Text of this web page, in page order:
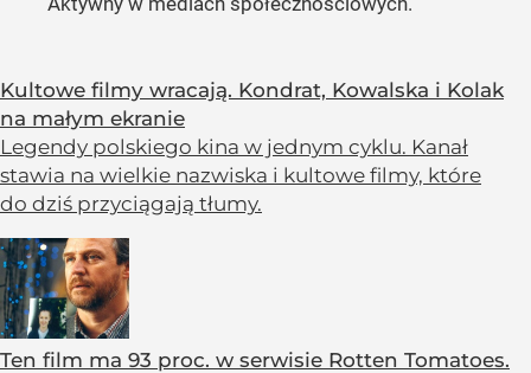
Kultowe filmy wracają. Kondrat, Kowalska i Kolak
na małym ekranie
Legendy polskiego kina w jednym cyklu. Kanał
stawia na wielkie nazwiska i kultowe filmy, które
do dziś przyciągają tłumy.
Ten film ma 93 proc. w serwisie Rotten Tomatoes.